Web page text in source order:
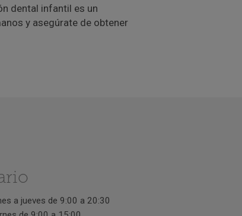
dental infantil es un
y asegúrate de obtener
a jueves de 9:00 a 20:30